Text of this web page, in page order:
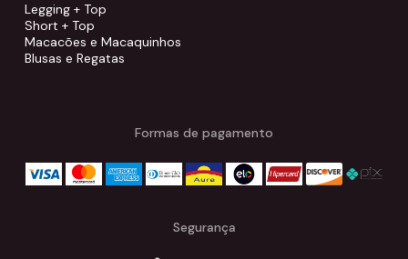
Legging + Top
Short + Top
Macacões e Macaquinhos
Blusas e Regatas
Formas de pagamento
Segurança